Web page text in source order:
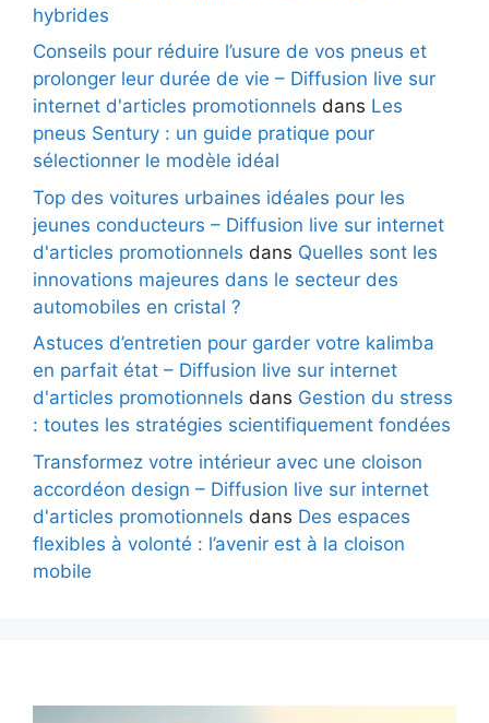
hybrides
Conseils pour réduire l’usure de vos pneus et
prolonger leur durée de vie – Diffusion live sur
internet d'articles promotionnels dans Les
pneus Sentury : un guide pratique pour
sélectionner le modèle idéal
Top des voitures urbaines idéales pour les
jeunes conducteurs – Diffusion live sur internet
d'articles promotionnels dans Quelles sont les
innovations majeures dans le secteur des
automobiles en cristal ?
Astuces d’entretien pour garder votre kalimba
en parfait état – Diffusion live sur internet
d'articles promotionnels dans Gestion du stress
: toutes les stratégies scientifiquement fondées
Transformez votre intérieur avec une cloison
accordéon design – Diffusion live sur internet
d'articles promotionnels dans Des espaces
flexibles à volonté : l’avenir est à la cloison
mobile